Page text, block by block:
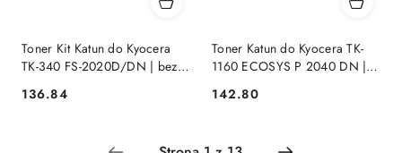
Toner Kit Katun do Kyocera
TK-340 FS-2020D/DN | bez
Cena:
136.84
Toner Katun do Kyocera TK-
1160 ECOSYS P 2040 DN |
Cena:
142.80